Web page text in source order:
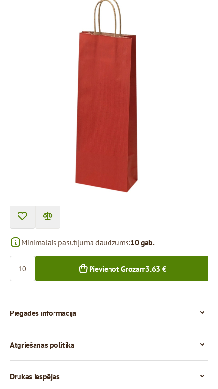
Tumši sarkani papīra maisiņi ar
brūniem vītiem rokturiem
14 x 8 x 39 cm
brūns/sarkans kraftpapīrs
Prece ir pieejama saņemšanai pakomātā.
0,34 €
300+ gab.
Minimālais pasūtījuma daudzums:10 gab.
Pievienot Grozam3,63 €
Piegādes informācija
Atgriešanas politika
Drukas iespējas